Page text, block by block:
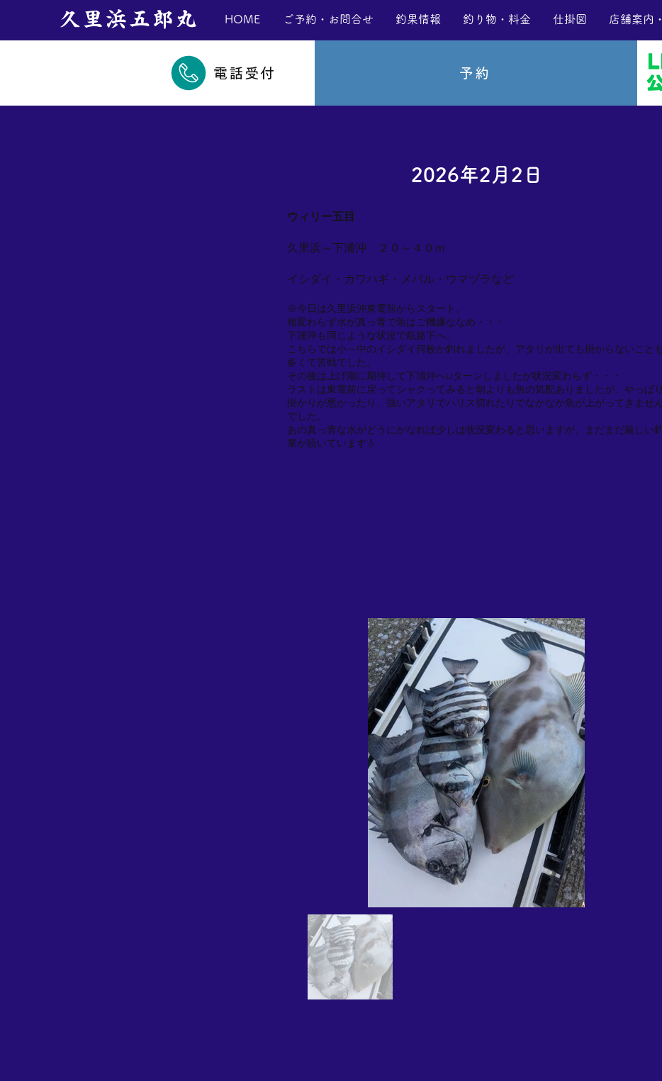
​久里浜五郎丸 HOME ご予約・お問合せ 釣果情報 釣り物・料金 仕掛図 店舗案内
電話受付 予約
2026年2月2日
ウィリー五目
久里浜～下浦沖 ２０～４０ｍ
イシダイ・カワハギ・メバル・ウマヅラなど
※今日は久里浜沖東電前からスタート。
相変わらず水が真っ青で魚はご機嫌ななめ・・・
下浦沖も同じような状況で航路下へ。
こちらでは小～中のイシダイ何枚か釣れましたが、アタリが出ても掛からないことも
多くて苦戦でした。
その後は上げ潮に期待して下浦沖へUターンしましたが状況変わらず・・・
ラストは東電前に戻ってシャクってみると朝よりも魚の気配ありましたが、やっぱり
掛かりが悪かったり、強いアタリでハリス切れたりでなかなか魚が上がってきませ
でした。
あの真っ青な水がどうにかなれば少しは状況変わると思いますが、まだまだ厳しい
果が続いています💧